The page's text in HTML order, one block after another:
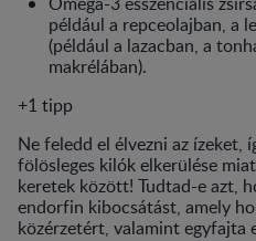
például a repceolajban, a
(például a lazacban, a
makrélában).
+1 tipp
Ne feledd el élvezni az ízeket,
fölösleges kilók elkerülése
keretek között! Tudtad-e azt,
endorfin kibocsátást, amely
közérzetért, valamint egyfajta